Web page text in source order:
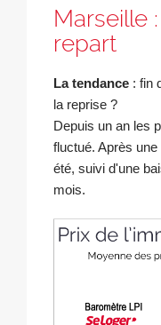
Marseille
repart
La tendance : fin
la reprise ?
Depuis un an les
fluctué. Après
été, suivi d'une
mois.